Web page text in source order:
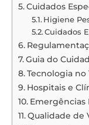
Cuidados
Higiene
Cuidados
Guia do
Tecnologia
Hospitais e
Emergências
Qualidade de